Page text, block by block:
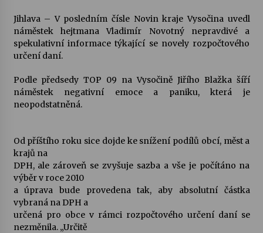
Pozvánka na integrační festival Quijotova
šedesátka: 28. 7.–1. 8. 2026
28. 7. 2026
Jenakaši
28. 7. 2026
23. 7. 2026
Letní koncerty ve Stromovce: Rufus Miller
22. 7. 2026
Jihlava – V posledním čísle Novin kraje Vysočina uvedl
náměstek hejtmana Vladimír Novotný nepravdivé a
spekulativní informace týkající se novely rozpočtového
určení daní.
Podle předsedy TOP 09 na Vysočině Jiřího Blažka šíří
náměstek negativní emoce a paniku, která je
neopodstatněná.
Od příštího roku sice dojde ke snížení podílů obcí, měst a
krajů na
DPH, ale zároveň se zvyšuje sazba a vše je počítáno na
výběr v roce 2010
a úprava bude provedena tak, aby absolutní částka
vybraná na DPH a
určená pro obce v rámci rozpočtového určení daní se
nezměnila. „Určitě